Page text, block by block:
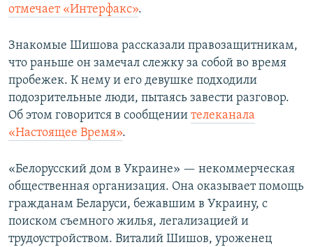
отмечает «Интерфакс».
Знакомые Шишова рассказали правозащитникам,
что раньше он замечал слежку за собой во время
пробежек. К нему и его девушке подходили
подозрительные люди, пытаясь завести разговор.
Об этом говорится в сообщении телеканала
«Настоящее Время».
«Белорусский дом в Украине» — некоммерческая
общественная организация. Она оказывает помощь
гражданам Беларуси, бежавшим в Украину, с
поиском съемного жилья, легализацией и
трудоустройством. Виталий Шишов, уроженец